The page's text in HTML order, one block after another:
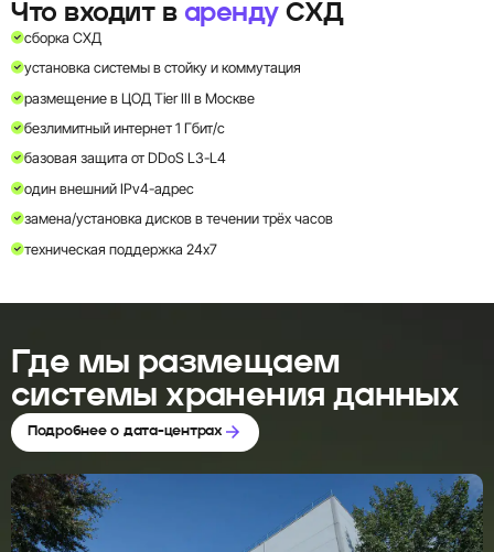
Что входит в арендуСХД
сборка СХД
установка системы в стойку и коммутация
размещение в ЦОД Tier III в Москве
безлимитный интернет 1 Гбит/с
базовая защита от DDoS L3-L4
один внешний IPv4-адрес
замена/установка дисков в течении трёх часов
техническая поддержка 24x7
Где мы размещаем
системы хранения данных
Подробнее о дата-центрах